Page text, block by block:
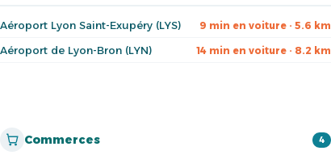
Aéroport Lyon Saint-Exupéry (LYS) 9 min en voiture · 5.6 km
Aéroport de Lyon-Bron (LYN) 14 min en voiture · 8.2 km
Commerces 4